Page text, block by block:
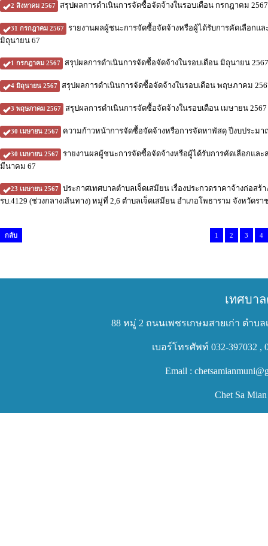
2 สิงหาคม 2567 สรุปผลการดำเนินการจัดซื้อจัดจ้างในรอบเดือน กรกฎาคม 2567
31 กรกฎาคม 2567 รายงานผลผู้ชนะการจัดซื้อจัดจ้างหรือผู้ได้รับการคัดเลือกแ
มิถุนายน 67
1 กรกฎาคม 2567 สรุปผลการดำเนินการจัดซื้อจัดจ้างในรอบเดือน มิถุนายน 2567
4 มิถุนายน 2567 สรุปผลการดำเนินการจัดซื้อจัดจ้างในรอบเดือน พฤษภาคม
3 พฤษภาคม 2567 สรุปผลการดำเนินการจัดซื้อจัดจ้างในรอบเดือน เมษายน 2567
30 เมษายน 2567 ความก้าวหน้าการจัดซื้อจัดจ้างหรือการจัดหาพัสดุ ปีงบประมา
30 เมษายน 2567 รายงานผลผู้ชนะการจัดซื้อจัดจ้างหรือผู้ได้รับการคัดเลือกแล
มีนาคม 67
23 เมษายน 2567 ประกาศเทศบาลตำบลเจ็ดเสมียน เรื่องประกวดราคาจ้างก่อส
รบ.4129 (ช่วงกลางเส้นทาง) หมู่ที่ 2,6 ตำบลเจ็ดเสมียน อำเภอโพธาราม จังหวัดร
กลับ 1 2 3 4
เทศบา
88 หมู่ 2 ถนนเพชรเกษมสายเก่า ตำบ
เบอร์โทรศัพท์ 032-397032 ,
Email :
Chet Sa